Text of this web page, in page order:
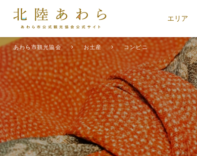
エリア
あわら市観光協会 お土産 コンビニ